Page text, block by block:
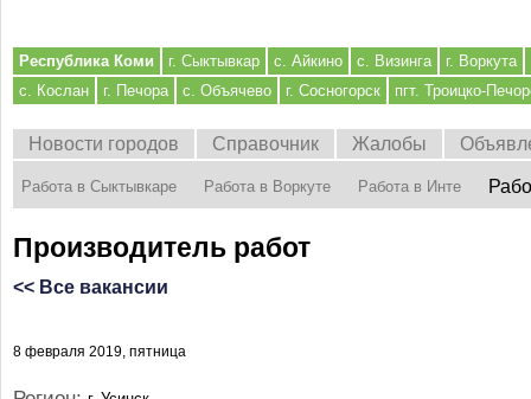
Республика Коми г. Сыктывкар с. Айкино с. Визинга
г. Воркута
с. Кослан
г. Печора с. Объячево г. Сосногорск пгт. Троицко-
Новости городов Справочник Жалобы
Работа в Сыктывкаре Работа в Воркуте Работа в Инте
Производитель работ
<< Все вакансии
8 февраля 2019, пятница